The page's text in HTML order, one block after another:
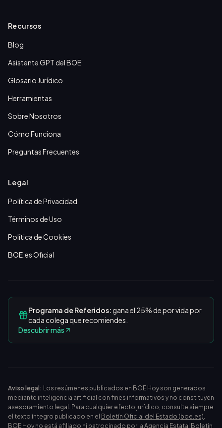
Recursos
Blog
Asistente GPT del BOE
Glosario Jurídico
Herramientas
Sobre Nosotros
Cómo Funciona
Preguntas Frecuentes
Legal
Política de Privacidad
Términos de Uso
Política de Cookies
BOE.es Oficial
Programa de Referidos:gana el 25% de por vida por
cada colega que recomiendes.
Descubrir más
Aviso legal: Los resúmenes publicados en BOE Hoy son generados
mediante inteligencia artificial con fines informativos y no constituyen
asesoramiento legal. Para cualquier efecto jurídico, consulte siempre
el texto íntegro publicado en el Boletín Oficial del Estado (boe.es).
BOE Hoy no está afiliado ni patrocinado por la Agencia Estatal Boletín